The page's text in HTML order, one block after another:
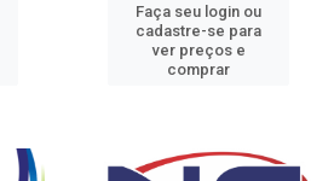
Faça seu login ou
cadastre-se para
ver preços e
comprar